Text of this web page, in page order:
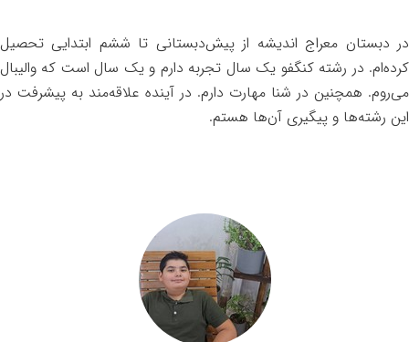
در دبستان معراج اندیشه از پیش‌دبستانی تا ششم ابتدایی تحصیل
کرده‌ام. در رشته کنگفو یک سال تجربه دارم و یک سال است که والیبال
می‌روم. همچنین در شنا مهارت دارم. در آینده علاقه‌مند به پیشرفت در
این رشته‌ها و پیگیری آن‌ها هستم.